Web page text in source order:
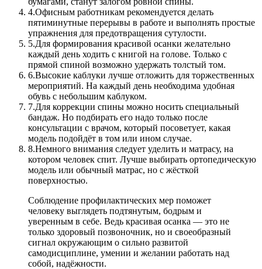
4.Офисным работникам рекомендуется делать
пятиминутные перерывы в работе и выполнять простые
упражнения для предотвращения сутулости.
5.Для формирования красивой осанки желательно
каждый день ходить с книгой на голове. Только с
прямой спиной возможно удержать толстый том.
6.Высокие каблуки лучше отложить для торжественных
мероприятий. На каждый день необходима удобная
обувь с небольшим каблуком.
7.Для коррекции спины можно носить специальный
бандаж. Но подбирать его надо только после
консультации с врачом, который посоветует, какая
модель подойдёт в том или ином случае.
8.Немного внимания следует уделить и матрасу, на
котором человек спит. Лучше выбирать ортопедическую
модель или обычный матрас, но с жёсткой
поверхностью.
Соблюдение профилактических мер поможет
человеку выглядеть подтянутым, бодрым и
уверенным в себе. Ведь красивая осанка — это не
только здоровый позвоночник, но и своеобразный
сигнал окружающим о сильно развитой
самодисциплине, умении и желании работать над
собой, надёжности.